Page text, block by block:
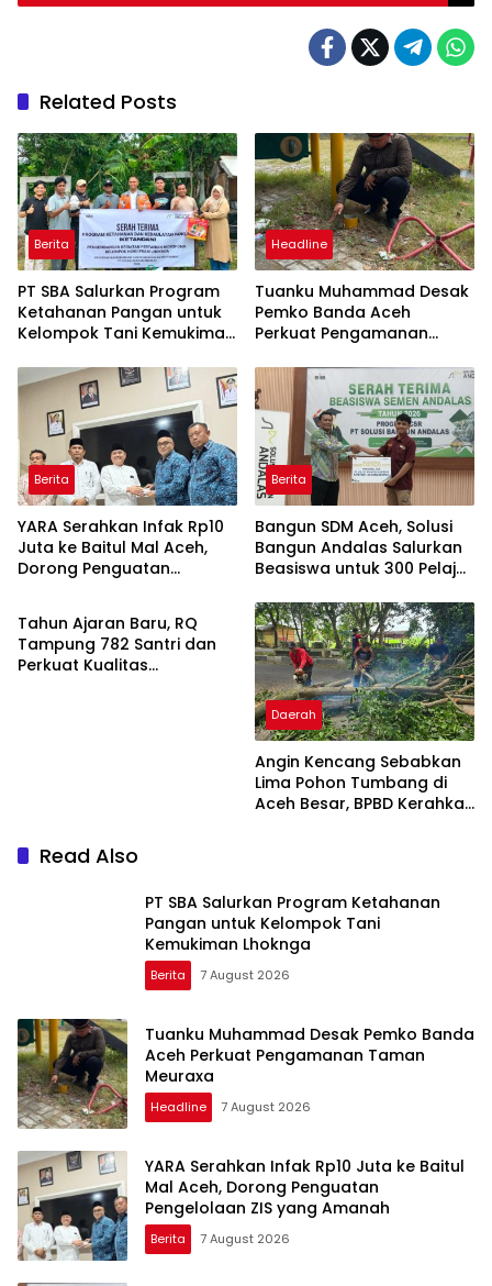
Related Posts
Berita
PT SBA Salurkan Program
Ketahanan Pangan untuk
Kelompok Tani Kemukiman
Headline
Tuanku Muhammad Desak
Pemko Banda Aceh
Perkuat Pengamanan
Berita
YARA Serahkan Infak Rp10
Juta ke Baitul Mal Aceh,
Dorong Penguatan
Berita
Bangun SDM Aceh, Solusi
Bangun Andalas Salurkan
Beasiswa untuk 300 Pelajar
Berita
Tahun Ajaran Baru, RQ
Tampung 782 Santri dan
Perkuat Kualitas
Daerah
Angin Kencang Sebabkan
Lima Pohon Tumbang di
Aceh Besar, BPBD Kerahkan
Read Also
PT SBA Salurkan Program Ketahanan
Pangan untuk Kelompok Tani
Kemukiman Lhoknga
Berita 7 August 2026
Tuanku Muhammad Desak Pemko Banda
Aceh Perkuat Pengamanan Taman
Meuraxa
Headline 7 August 2026
YARA Serahkan Infak Rp10 Juta ke Baitul
Mal Aceh, Dorong Penguatan
Pengelolaan ZIS yang Amanah
Berita 7 August 2026